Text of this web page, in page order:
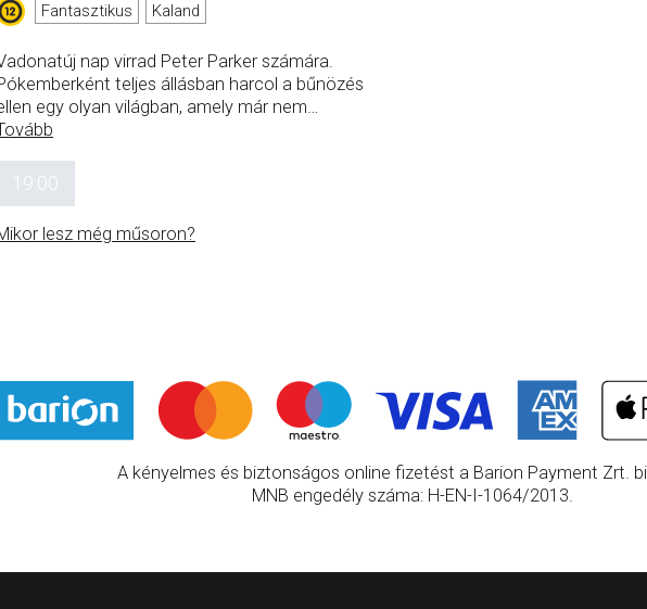
Fantasztikus Kaland
nap virrad Peter Parker számára.
teljes állásban harcol a bűnözés
egy olyan világban, amely már nem…
19:00
lesz még műsoron?
A kényelmes és biztonságos online fizetést a Barion Payment Zrt.
MNB engedély száma: H-EN-I-1064/2013.